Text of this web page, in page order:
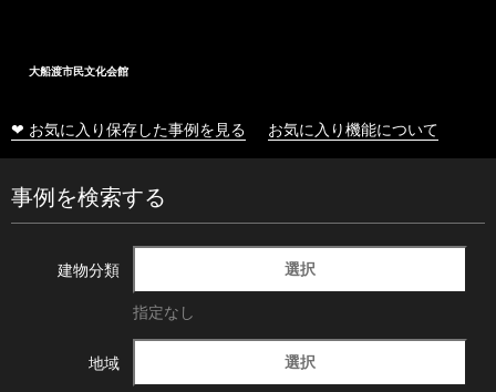
大船渡市民文化会館
❤ お気に入り保存した事例を見る お気に入り機能について
事例を検索する
建物分類 選択
指定なし
地域 選択